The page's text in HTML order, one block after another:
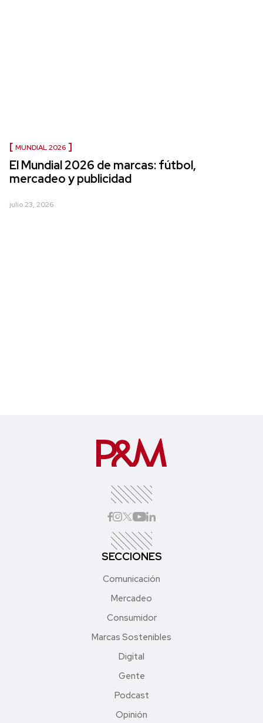
MUNDIAL 2026
El Mundial 2026 de marcas: fútbol,
mercadeo y publicidad
julio 23, 2026
SECCIONES
Comunicación
Mercadeo
Consumidor
Marcas Sostenibles
Digital
Gente
Podcast
Opinión